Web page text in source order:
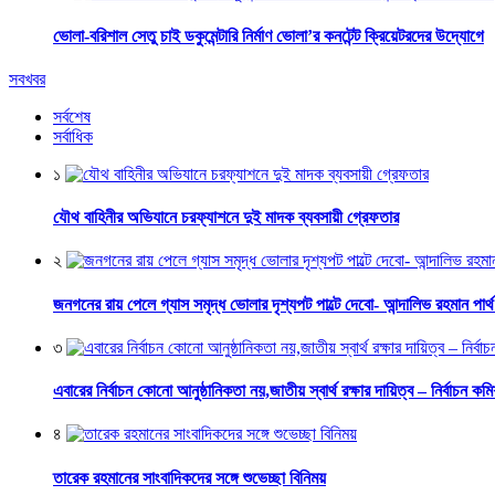
ভোলা-বরিশাল সেতু চাই ডকুমেন্টারি নির্মাণ ভোলা’র কনটেন্ট ক্রিয়েটরদের উদ্যোগে
সবখবর
সর্বশেষ
সর্বাধিক
১
যৌথ বাহিনীর অভিযানে চরফ্যাশনে দুই মাদক ব্যবসায়ী গ্রেফতার
২
জনগনের রায় পেলে গ্যাস সমৃদ্ধ ভোলার দৃশ্যপট পাল্টে দেবো- আন্দালিভ রহমান পার্থ
৩
এবারের নির্বাচন কোনো আনুষ্ঠানিকতা নয়,জাতীয় স্বার্থ রক্ষার দায়িত্ব – নির্বাচন
৪
তারেক রহমানের সাংবাদিকদের সঙ্গে শুভেচ্ছা বিনিময়